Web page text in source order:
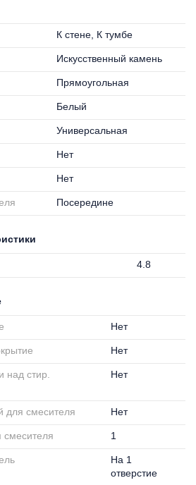
К стене, К тумбе
Искусственный камень
Прямоугольная
Белый
Универсальная
Нет
Нет
Посередине
4.8
Нет
Нет
над стир.
Нет
для смесителя Нет
смесителя 1
На 1
отверстие